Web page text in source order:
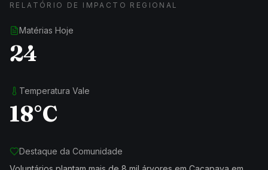
RELATÓRIO DE IMPACTO REGIONAL
Matérias Hoje
24
Temperatura Vale
18°C
Destaque da Comunidade